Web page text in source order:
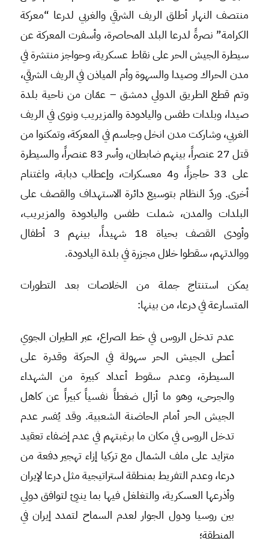
منتصف النهار أطلق الريف الشرقي والغربي لدرعا “معركة
الكرامة” نصرةً لدرعا البلد المحاصرة، وأسفرت المعركة عن
سيطرة الجيش الحر على نقاط عسكرية، وحواجز منتشرة في
مدن الحراك وصيدا والسهوة وأم المياذن في الريف الشرقي،
وتم قطع الطريق الدولي دمشق – عمّان من ناحية بلدة
صيدا، وبلدات طفس واليادودة والمزيريب ونوى في الريف
الغربي، وشاركت مدن انخل وجاسم في المعركة، وتمكنوا من
قتل 27 عنصراً، بينهم ضابطان، وأسر 83 عنصراً، والسيطرة
على 33 حاجزاً، و4 معسكرات، وإعطاب دبابة، واغتنام
أخرى. وردّ النظام بتوسيع دائرة الاستهداف والقصف على
البلدات والمدن، شملت طفس واليادودة والمزيريب،
وأودى القصف بحياة 18 شهيداً، بينهم 3 أطفال
ووالدتهم، سقطوا خلال مجزرة في بلدة اليادودة.
يمكن استنتاج جملة من الخلاصات بعد التطورات
المتسارعة في درعا، من بينها:
عدم تدخل الروس في خط الصراع، عبر الطيران الجوي
أعطى الجيش الحر سهولة في الحركة وقدرة على
السيطرة، وعدم سقوط أعداد كبيرة من الشهداء
والجرحى، وهو ما أزال ضغطاً نفسياً كبيراً عن كاهل
الجيش الحر أمام الحاضنة الشعبية. وقد يُفسر عدم
تدخل الروس في مكان ما برغبتهم في عدم إضفاء تعقيد
متزايد على ملف الشمال مع تركيا إزاء تهجير دفعة من
درعا، وعدم التفريط بمنطقة استراتيجية مثل درعا لإيران
وأذرعها العسكرية، والتغلغل فيها بما ينيئ لتوافق دولي
بين روسيا ودول الجوار لعدم السماح لتمدد إيران في
المنطقة؛